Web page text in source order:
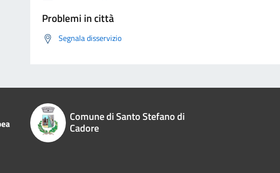
Problemi in città
Segnala disservizio
Comune di Santo Stefano di
Cadore